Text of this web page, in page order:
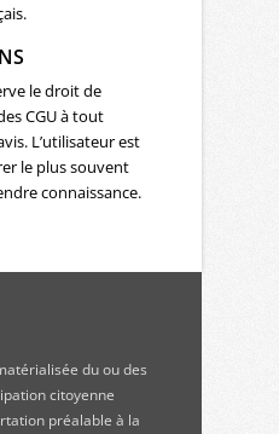
le droit de
CGU à tout
L’utilisateur est
le plus souvent
connaissance.
du ou des
citoyenne
préalable à la